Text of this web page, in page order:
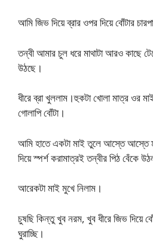
আমি জিভ দিয়ে ব্রার ওপর দিয়ে বোঁটার
তন্বী আমার চুল ধরে মাথাটা আরও কাছে
উঠছে।
ধীরে ব্রা খুললাম।হুকটা খোলা মাত্র ওর
গোলাপি বোঁটা।
আমি হাতে একটা মাই তুলে আস্তে
দিয়ে স্পর্শ করামাত্রই তন্বীর পিঠ বেঁকে
আরেকটা মাই মুখে নিলাম।
চুষছি কিন্তু খুব নরম, খুব ধীরে জিভ দিয়ে
ঘুরাচ্ছি।